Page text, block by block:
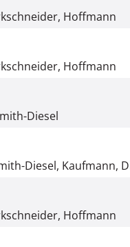
Hoffmann
Hoffmann
Diesel
Diesel, Kaufmann,
Hoffmann